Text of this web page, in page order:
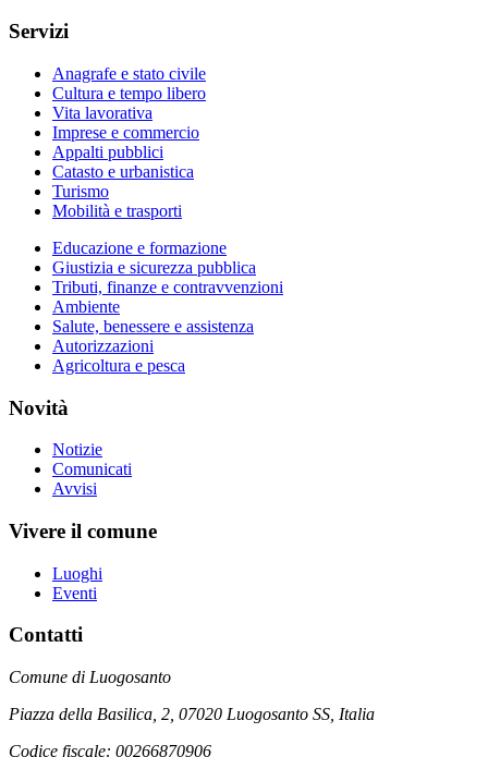
Servizi
Anagrafe e stato civile
Cultura e tempo libero
Vita lavorativa
Imprese e commercio
Appalti pubblici
Catasto e urbanistica
Turismo
Mobilità e trasporti
Educazione e formazione
Giustizia e sicurezza pubblica
Tributi, finanze e contravvenzioni
Ambiente
Salute, benessere e assistenza
Autorizzazioni
Agricoltura e pesca
Novità
Notizie
Comunicati
Avvisi
Vivere il comune
Luoghi
Eventi
Contatti
Comune di Luogosanto
Piazza della Basilica, 2, 07020 Luogosanto SS, Italia
Codice fiscale: 00266870906